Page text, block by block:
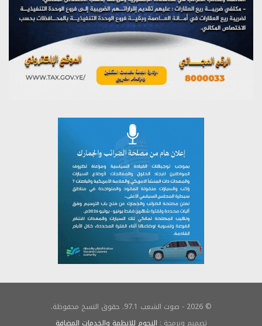
تستمعون لبرنامج (مع السيد القائد)
يوليو 26, 2026
© 2026 - صوت الشعب 97.1. حقوق النسخ محفوظة.
تصميم وبرمجة : النجوم للانظمة والخدمات المضافة